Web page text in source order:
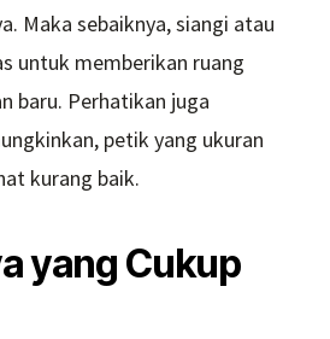
Maka sebaiknya, siangi atau
untuk memberikan ruang
baru. Perhatikan juga
petik yang ukuran
kurang baik.
yang Cukup